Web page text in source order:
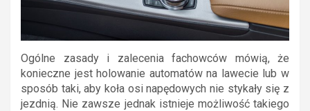
Ogólne zasady i zalecenia fachowców mówią, że
konieczne jest holowanie automatów na lawecie lub w
sposób taki, aby koła osi napędowych nie stykały się z
jezdnią. Nie zawsze jednak istnieje możliwość takiego